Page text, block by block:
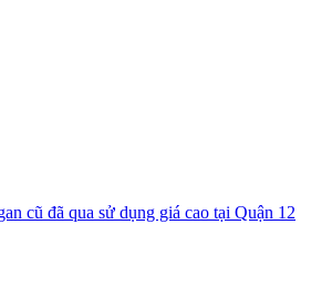
cũ đã qua sử dụng giá cao tại Quận 12